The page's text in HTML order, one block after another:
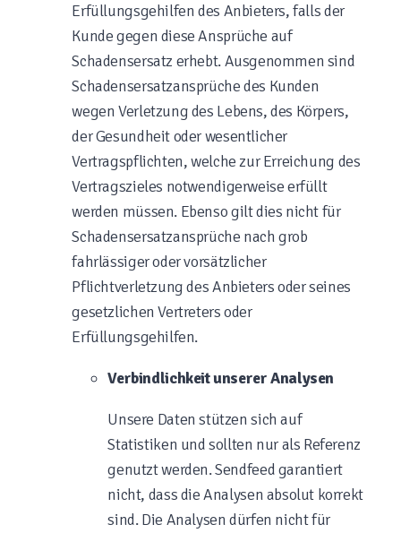
Erfüllungsgehilfen des Anbieters, falls der
Kunde gegen diese Ansprüche auf
Schadensersatz erhebt. Ausgenommen sind
Schadensersatzansprüche des Kunden
wegen Verletzung des Lebens, des Körpers,
der Gesundheit oder wesentlicher
Vertragspflichten, welche zur Erreichung des
Vertragszieles notwendigerweise erfüllt
werden müssen. Ebenso gilt dies nicht für
Schadensersatzansprüche nach grob
fahrlässiger oder vorsätzlicher
Pflichtverletzung des Anbieters oder seines
gesetzlichen Vertreters oder
Erfüllungsgehilfen.
Verbindlichkeit unserer Analysen
Unsere Daten stützen sich auf
Statistiken und sollten nur als Referenz
genutzt werden. Sendfeed garantiert
nicht, dass die Analysen absolut korrekt
sind. Die Analysen dürfen nicht für